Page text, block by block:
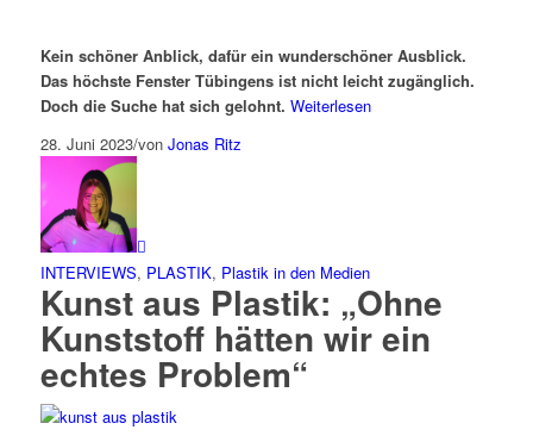
Kein schöner Anblick, dafür ein wunderschöner Ausblick.
Das höchste Fenster Tübingens ist nicht leicht zugänglich.
Doch die Suche hat sich gelohnt. Weiterlesen
28. Juni 2023/von Jonas Ritz
INTERVIEWS, PLASTIK, Plastik in den Medien
Kunst aus Plastik: „Ohne
Kunststoff hätten wir ein
echtes Problem“